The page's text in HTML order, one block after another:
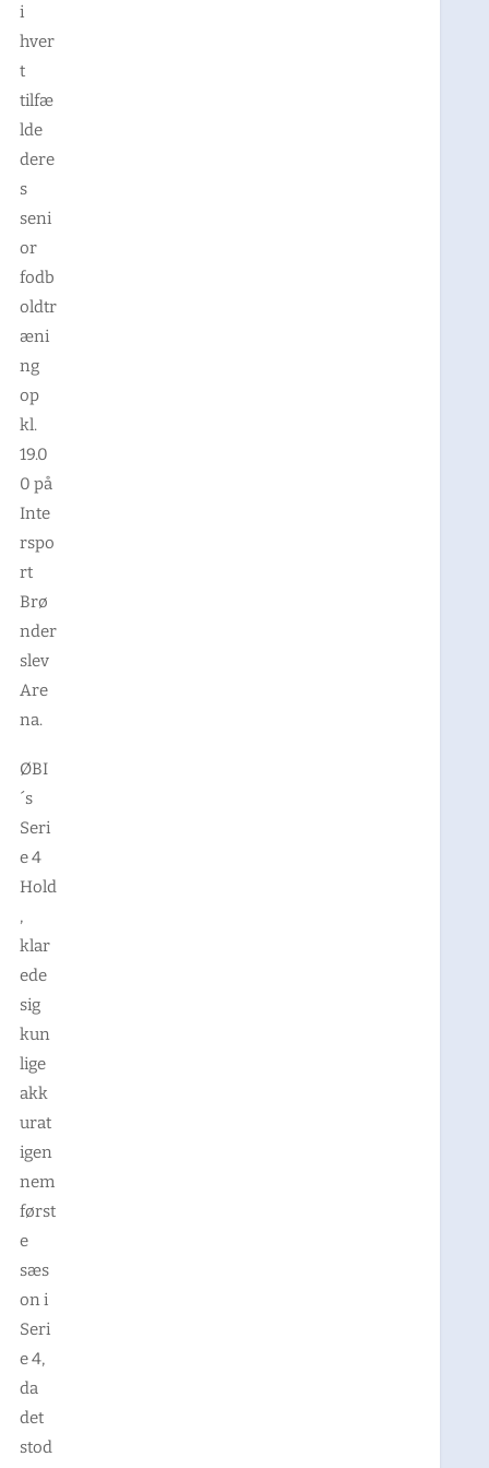
i
hver
t
tilfæ
lde
dere
s
seni
or
fodb
oldtr
æni
ng
op
kl.
19.0
0 på
Inte
rspo
rt
Brø
nder
slev
Are
na.
ØBI
´s
Seri
e 4
Hold
,
klar
ede
sig
kun
lige
akk
urat
igen
nem
først
e
sæs
on i
Seri
e 4,
da
det
stod